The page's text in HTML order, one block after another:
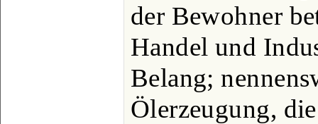
der Bewohner
Handel und
Belang;
Ölerzeugung,